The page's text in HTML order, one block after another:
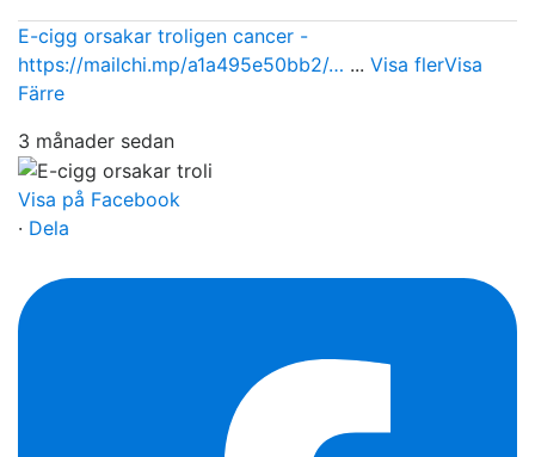
E-cigg orsakar troligen cancer -
https://mailchi.mp/a1a495e50bb2/… ... Visa flerVisa
Färre
3 månader sedan
Visa på Facebook
· Dela